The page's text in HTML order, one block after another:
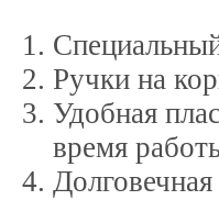
Ручки на
Удобная
время